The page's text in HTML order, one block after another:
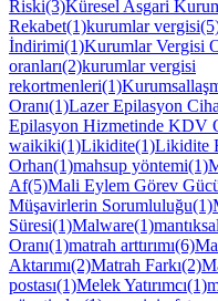
Riski(3)Küresel Asgari
Rekabet(1)kurumlar
İndirimi(1)Kurumlar Vergisi
oranları(2)kurumlar vergisi
rekortmenleri(1)
Oranı(1)Lazer Epilasyon
Epilasyon Hizmetinde KDV
waikiki(1)Likidite(1)Likidite
Orhan(1)mahsup yöntemi(1)
Af(5)Mali Eylem Görev
Müşavirlerin Sorumluluğu(1)
Süresi(1)Malware(1)
Oranı(1)matrah arttırımı(6)
Aktarımı(2)Matrah Farkı(2)
postası(1)Melek Yatırımcı(1)